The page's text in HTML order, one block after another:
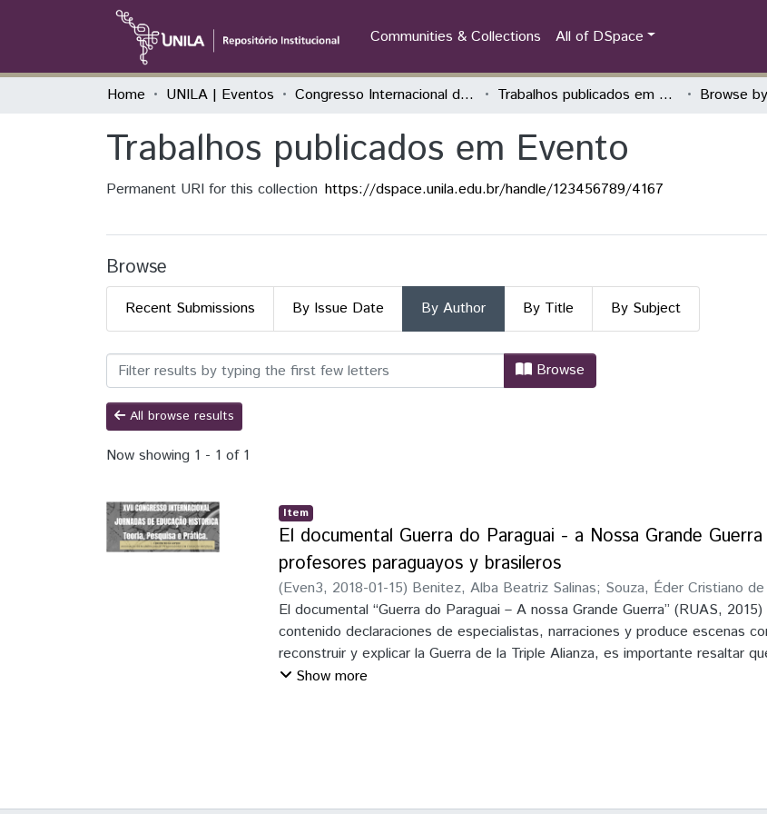
Communities & Collections All of DSpace
Home UNILA | Eventos Congresso Internacional das Jornadas de Educação História - Teoria, Pesquisa e Prática Trabalhos publicados em Evento Browse
Trabalhos publicados em Evento
Permanent URI for this collection https://dspace.unila.edu.br/handle/123456789/4167
Browse
Recent Submissions By Issue Date By Author By Title By Subject
Browsing Trabalhos publicados em Evento by Author
Browse
All browse results
Now showing 1 - 1 of 1
Item
El documental Guerra do Paraguai - a Nossa Grande
profesores paraguayos y brasileros
(Even3, 2018-01-15) Benitez, Alba Beatriz Salinas; Souza, Éder Cristiano de
El documental “Guerra do Paraguai – A nossa Grande Guerra” (RUAS,
contenido declaraciones de especialistas, narraciones y produce escenas
reconstruir y explicar la Guerra de la Triple Alianza, es importante resaltar
se presenta bajo la idea de multiperspectividad (SOUZA 2015), pero con
formación de la identidad nacional que ellos pueden colocar o direccionar en
Show more